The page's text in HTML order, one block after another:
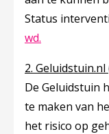
Status
wd.
2.
De Geluidstuin
te maken van
het risico op